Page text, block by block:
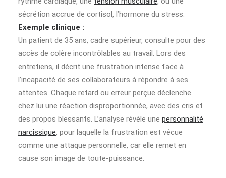
sécrétion accrue de cortisol, l’hormone du stress.
Exemple clinique :
Un patient de 35 ans, cadre supérieur, consulte pour des
accès de colère incontrôlables au travail. Lors des
entretiens, il décrit une frustration intense face à
l’incapacité de ses collaborateurs à répondre à ses
attentes. Chaque retard ou erreur perçue déclenche
chez lui une réaction disproportionnée, avec des cris et
des propos blessants. L’analyse révèle une personnalité
narcissique, pour laquelle la frustration est vécue
comme une attaque personnelle, car elle remet en
cause son image de toute-puissance.